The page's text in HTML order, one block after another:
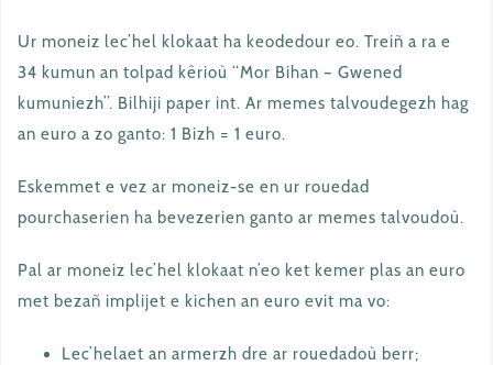
Ur moneiz lec’hel klokaat ha keodedour eo. Treiñ a ra e
34 kumun an tolpad kêrioù “Mor Bihan – Gwened
kumuniezh”. Bilhiji paper int. Ar memes talvoudegezh hag
an euro a zo ganto: 1 Bizh = 1 euro.
Eskemmet e vez ar moneiz-se en ur rouedad
pourchaserien ha bevezerien ganto ar memes talvoudoù.
Pal ar moneiz lec’hel klokaat n’eo ket kemer plas an euro
met bezañ implijet e kichen an euro evit ma vo:
Lec’helaet an armerzh dre ar rouedadoù berr;